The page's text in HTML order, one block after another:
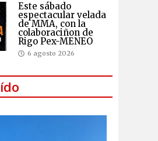
Este sábado
espectacular velada
de MMA, con la
colaboraciñon de
Rigo Pex-MENEO
6 agosto 2026